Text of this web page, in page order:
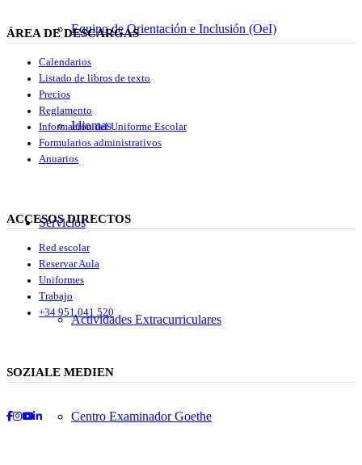
Equipo de Orientación e Inclusión (OeI)
Idiomas
Servicios
Actividades Extracurriculares
Centro Examinador Goethe
ÁREA DE DESCARGAS
Calendarios
Listado de libros de texto
Precios
Reglamento
Información del Uniforme Escolar
Formularios administrativos
Anuarios
ACCESOS DIRECTOS
Red escolar
Reservar Aula
Uniformes
Trabajo
+34 951 041 520
SOZIALE MEDIEN